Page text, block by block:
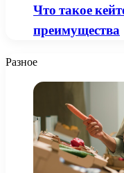
Что такое
преимущества
Разное